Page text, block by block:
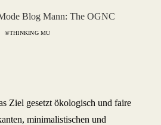
©THINKING MU
Ziel gesetzt ökologisch und faire
minimalistischen und